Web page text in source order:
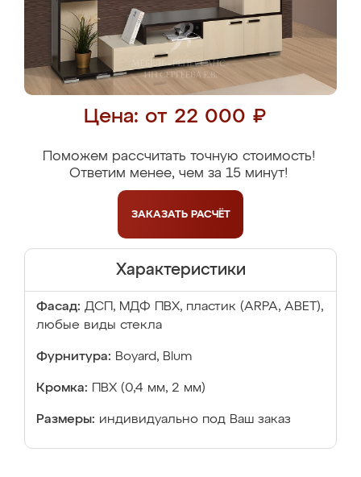
Цена: от 22 000 ₽
Поможем рассчитать точную стоимость!
Ответим менее, чем за 15 минут!
ЗАКАЗАТЬ РАСЧЁТ
Характеристики
Фасад: ДСП, МДФ ПВХ, пластик (ARPA, ABET),
любые виды стекла
Фурнитура: Boyard, Blum
Кромка: ПВХ (0,4 мм, 2 мм)
Размеры: индивидуально под Ваш заказ